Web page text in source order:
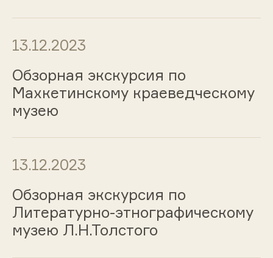
13.12.2023
Обзорная экскурсия по
Махкетинскому краеведческому
музею
13.12.2023
Обзорная экскурсия по
Литературно-этнографическому
музею Л.Н.Толстого